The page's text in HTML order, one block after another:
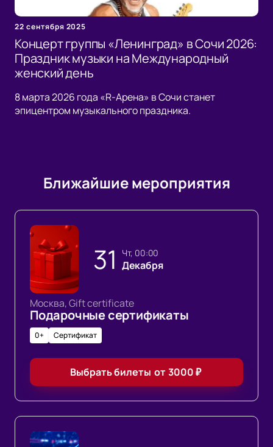
22 сентября 2025
Концерт группы «Ленинград» в Сочи 2026:
Праздник музыки на Международный
женский день
8 марта 2026 года «R-Арена» в Сочи станет
эпицентром музыкального праздника.
Ближайшие мероприятия
31 чт, 00:00
Декабря
Москва, Gift certificate
Подарочные сертификаты
0+ Сертификат
Выбрать билеты от 3000₽